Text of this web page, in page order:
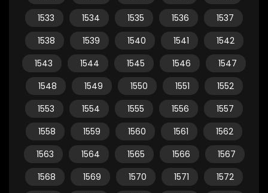
1533
1534 1535 1536
1537
1538
1539 1540 1541
1542
1543
1544 1545 1546
1547
1548
1549 1550 1551
1552
1553
1554 1555 1556
1557
1558
1559 1560 1561
1562
1563
1564 1565 1566
1567
1568
1569 1570 1571
1572